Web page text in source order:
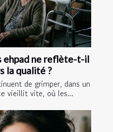
ehpad ne reflète-t-il
la qualité ?
de grimper, dans un
vieillit vite, où les...